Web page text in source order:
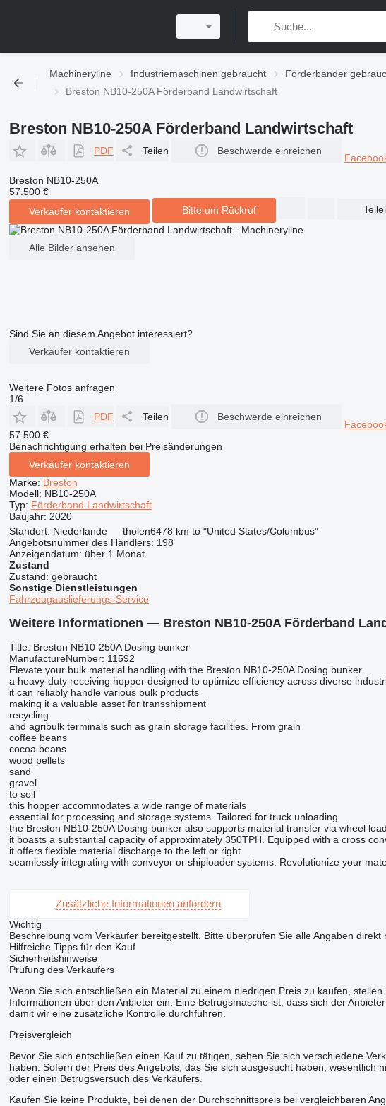
Machineryline Industriemaschinen gebraucht Förderbänder
Breston NB10-250A Förderband Landwirtschaft
Breston NB10-250A Förderband Landwirtschaft
PDF Teilen Beschwerde einreichen
Breston NB10-250A
57.500 €
Verkäufer kontaktieren
Bitte um Rückruf
Alle Bilder ansehen
Sind Sie an diesem Angebot interessiert?
Verkäufer kontaktieren
Weitere Fotos anfragen
1/6
PDF
Teilen Beschwerde einreichen
57.500 €
Benachrichtigung erhalten bei Preisänderungen
Verkäufer kontaktieren
Marke: Breston
Modell: NB10-250A
Typ: Förderband Landwirtschaft
Baujahr: 2020
Standort: Niederlande tholen6478 km to "United States/Columbus"
Angebotsnummer des Händlers: 198
Anzeigendatum: über 1 Monat
Zustand
Zustand: gebraucht
Sonstige Dienstleistungen
Fahrzeugauslieferungs-Service
Weitere Informationen — Breston NB10-250A Förderband
Title: Breston NB10-250A Dosing bunker
ManufactureNumber: 11592
Elevate your bulk material handling with the Breston NB10-250A Dosing bunker
a heavy-duty receiving hopper designed to optimize efficiency across diverse
it can reliably handle various bulk products
making it a valuable asset for transshipment
recycling
and agribulk terminals such as grain storage facilities. From grain
coffee beans
cocoa beans
wood pellets
sand
gravel
to soil
this hopper accommodates a wide range of materials
essential for processing and storage systems. Tailored for truck unloading
the Breston NB10-250A Dosing bunker also supports material transfer via wheel
it boasts a substantial capacity of approximately 350TPH. Equipped with a cross
it offers flexible material discharge to the left or right
seamlessly integrating with conveyor or shiploader systems. Revolutionize your
Zusätzliche Informationen anfordern
Wichtig
Beschreibung vom Verkäufer bereitgestellt. Bitte überprüfen Sie alle Angaben direkt
Hilfreiche Tipps für den Kauf
Sicherheitshinweise
Prüfung des Verkäufers
Wenn Sie sich entschließen ein Material zu einem niedrigen Preis zu kaufen,
Informationen über den Anbieter ein. Eine Betrugsmasche ist, dass sich der
damit wir eine zusätzliche Kontrolle durchführen.
Preisvergleich
Bevor Sie sich entschließen einen Kauf zu tätigen, sehen Sie sich verschiedene
haben. Sofern der Preis des Angebots, das Sie sich ausgesucht haben,
oder einen Betrugsversuch des Verkäufers.
Kaufen Sie keine Produkte, bei denen der Durchschnittspreis bei vergleichbaren